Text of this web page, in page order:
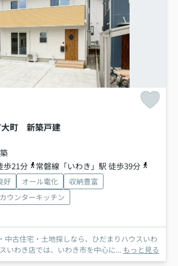
大町 新築戸建
歩21分
常磐線「いわき」駅 徒歩39分
好 オール電化
収納豊富
カウンターキッチン
中古住宅・土地探しなら、ひだまりハウスいわ
ハウスいわき店では、いわき市を中心に... もっと見る